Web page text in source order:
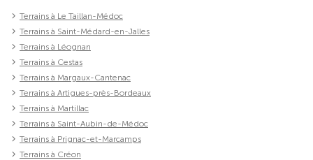
Terrains à Le Taillan-Médoc
Terrains à Saint-Médard-en-Jalles
Terrains à Léognan
Terrains à Cestas
Terrains à Margaux-Cantenac
Terrains à Artigues-près-Bordeaux
Terrains à Martillac
Terrains à Saint-Aubin-de-Médoc
Terrains à Prignac-et-Marcamps
Terrains à Créon